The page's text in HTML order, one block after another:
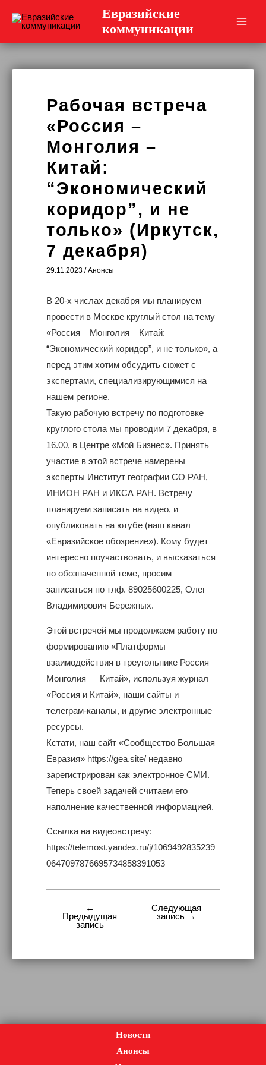
Евразийские
коммуникации
Рабочая встреча
«Россия –
Монголия –
Китай:
“Экономический
коридор”, и не
только» (Иркутск,
7 декабря)
29.11.2023 /Анонсы
В 20-х числах декабря мы планируем
провести в Москве круглый стол на тему
«Россия – Монголия – Китай:
“Экономический коридор”, и не только», а
перед этим хотим обсудить сюжет с
экспертами, специализирующимися на
нашем регионе.
Такую рабочую встречу по подготовке
круглого стола мы проводим 7 декабря, в
16.00, в Центре «Мой Бизнес». Принять
участие в этой встрече намерены
эксперты Институт географии СО РАН,
ИНИОН РАН и ИКСА РАН. Встречу
планируем записать на видео, и
опубликовать на ютубе (наш канал
«Евразийское обозрение»). Кому будет
интересно поучаствовать, и высказаться
по обозначенной теме, просим
записаться по тлф. 89025600225, Олег
Владимирович Бережных.
Этой встречей мы продолжаем работу по
формированию «Платформы
взаимодействия в треугольнике Россия –
Монголия — Китай», используя журнал
«Россия и Китай», наши сайты и
телеграм-каналы, и другие электронные
ресурсы.
Кстати, наш сайт «Сообщество Большая
Евразия» https://gea.site/ недавно
зарегистрирован как электронное СМИ.
Теперь своей задачей считаем его
наполнение качественной информацией.
Ссылка на видеовстречу:
https://telemost.yandex.ru/j/1069492835239
0647097876695734858391053
Навигация←
Предыдущая
запись
Следующая
запись →
Новости
Анонсы